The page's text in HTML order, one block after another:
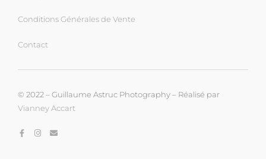
Conditions Générales de Vente
Contact
© 2022 – Guillaume Astruc Photography – Réalisé par
Vianney Accart